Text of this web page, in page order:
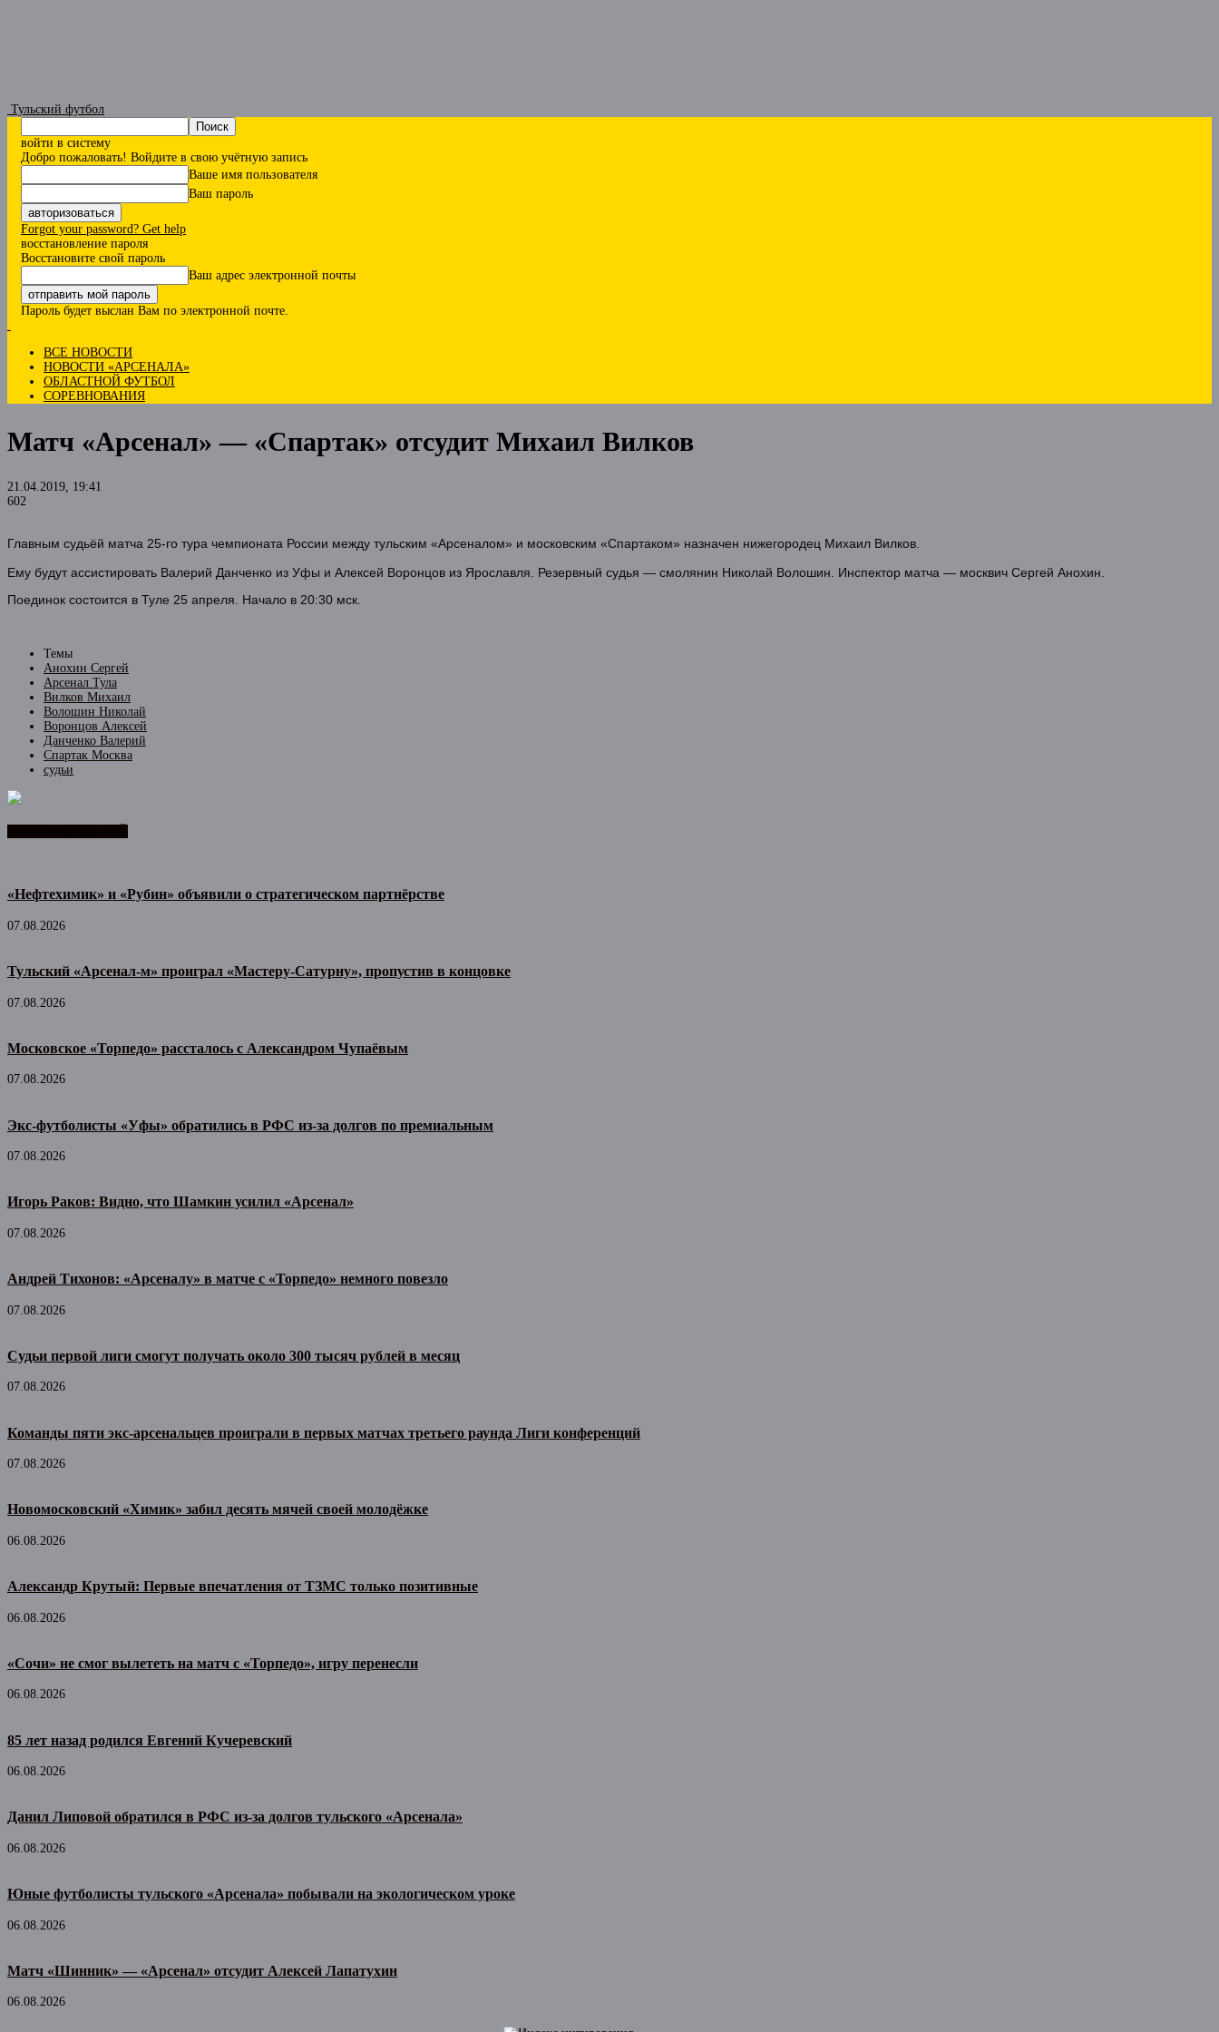
Тульский футбол
войти в систему
Добро пожаловать! Войдите в свою учётную запись
Ваше имя пользователя
Ваш пароль
Forgot your password? Get help
восстановление пароля
Восстановите свой пароль
Ваш адрес электронной почты
Пароль будет выслан Вам по электронной почте.
ВСЕ НОВОСТИ
НОВОСТИ «АРСЕНАЛА»
ОБЛАСТНОЙ ФУТБОЛ
СОРЕВНОВАНИЯ
Матч «Арсенал» — «Спартак» отсудит Михаил Вилков
21.04.2019, 19:41
602
Главным судьёй матча 25-го тура чемпионата России между тульским «Арсеналом» и московским «Спартаком» назначен нижегородец Михаил Вилков.
Ему будут ассистировать Валерий Данченко из Уфы и Алексей Воронцов из Ярославля. Резервный судья — смолянин Николай Волошин. Инспектор матча — москвич Сергей Анохин.
Поединок состоится в Туле 25 апреля. Начало в 20:30 мск.
Темы
Анохин Сергей
Арсенал Тула
Вилков Михаил
Волошин Николай
Воронцов Алексей
Данченко Валерий
Спартак Москва
судьи
«Нефтехимик» и «Рубин» объявили о стратегическом партнёрстве
07.08.2026
Тульский «Арсенал-м» проиграл «Мастеру-Сатурну», пропустив в концовке
07.08.2026
Московское «Торпедо» рассталось с Александром Чупаёвым
07.08.2026
Экс-футболисты «Уфы» обратились в РФС из-за долгов по премиальным
07.08.2026
Игорь Раков: Видно, что Шамкин усилил «Арсенал»
07.08.2026
Андрей Тихонов: «Арсеналу» в матче с «Торпедо» немного повезло
07.08.2026
Судьи первой лиги смогут получать около 300 тысяч рублей в месяц
07.08.2026
Команды пяти экс-арсенальцев проиграли в первых матчах третьего раунда Лиги конференций
07.08.2026
Новомосковский «Химик» забил десять мячей своей молодёжке
06.08.2026
Александр Крутый: Первые впечатления от ТЗМС только позитивные
06.08.2026
«Сочи» не смог вылететь на матч с «Торпедо», игру перенесли
06.08.2026
85 лет назад родился Евгений Кучеревский
06.08.2026
Данил Липовой обратился в РФС из-за долгов тульского «Арсенала»
06.08.2026
Юные футболисты тульского «Арсенала» побывали на экологическом уроке
06.08.2026
Матч «Шинник» — «Арсенал» отсудит Алексей Лапатухин
06.08.2026